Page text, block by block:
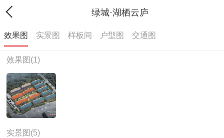
绿城·湖栖云庐
效果图 实景图 样板间 户型图 交通图
效果图(1)
实景图(5)